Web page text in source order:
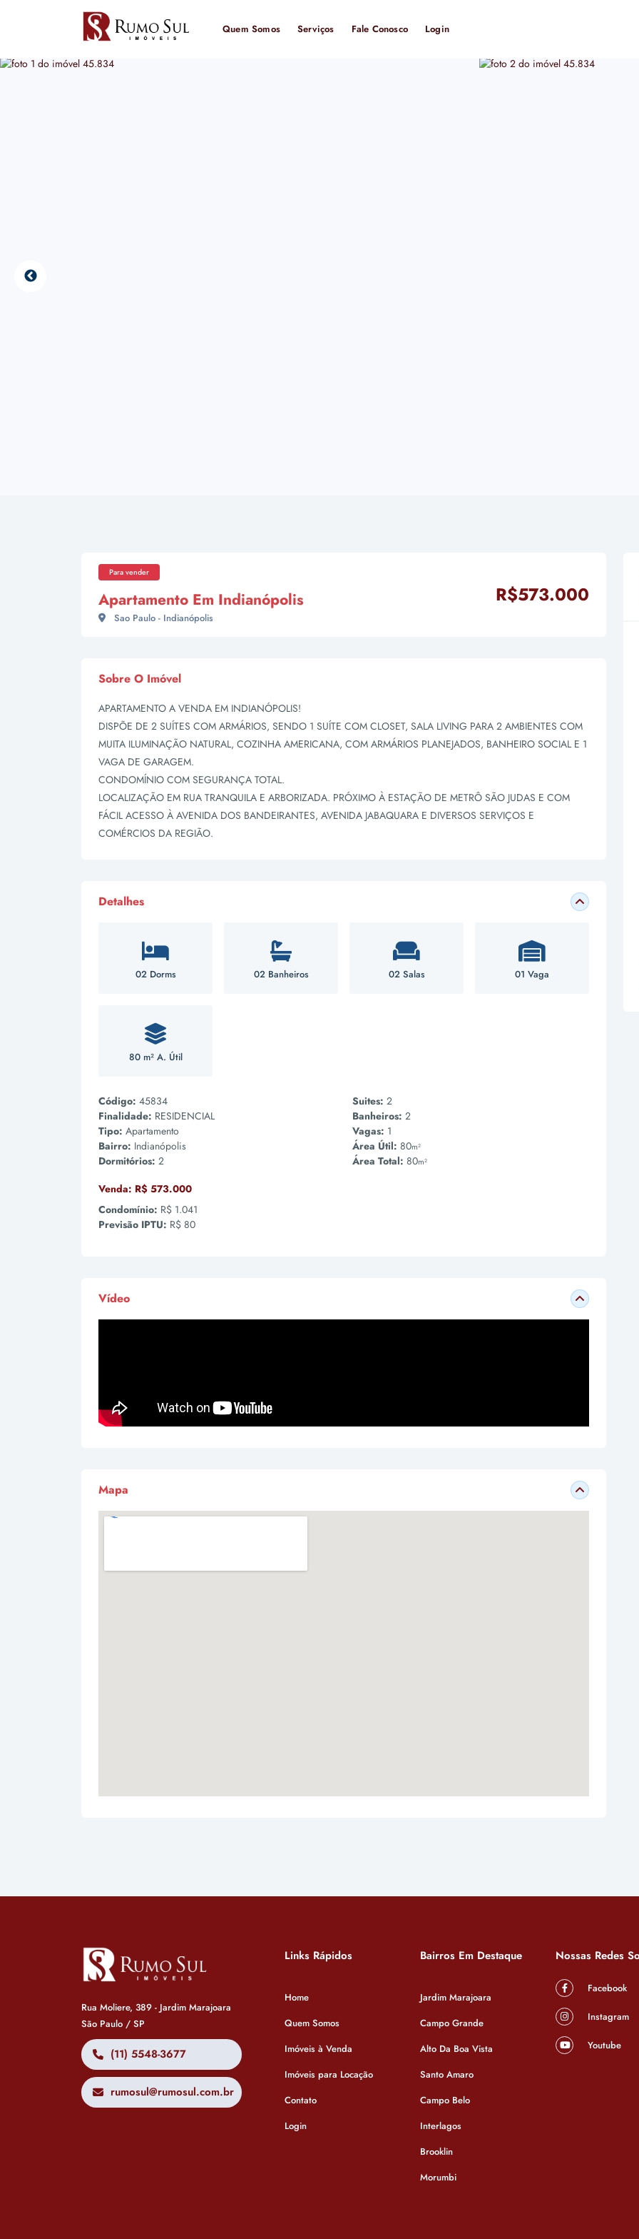
Quem Somos Serviços Fale Conosco Login
Para vender
Apartamento Em Indianópolis
Sao Paulo - Indianópolis
R$573.000
Sobre O Imóvel
APARTAMENTO A VENDA EM INDIANÓPOLIS!
DISPÕE DE 2 SUÍTES COM ARMÁRIOS, SENDO 1 SUÍTE COM CLOSET, SALA LIVING PARA 2 AMBIENTES COM
MUITA ILUMINAÇÃO NATURAL, COZINHA AMERICANA, COM ARMÁRIOS PLANEJADOS, BANHEIRO SOCIAL E 1
VAGA DE GARAGEM.
CONDOMÍNIO COM SEGURANÇA TOTAL.
LOCALIZAÇÃO EM RUA TRANQUILA E ARBORIZADA. PRÓXIMO À ESTAÇÃO DE METRÔ SÃO JUDAS E COM
FÁCIL ACESSO À AVENIDA DOS BANDEIRANTES, AVENIDA JABAQUARA E DIVERSOS SERVIÇOS E
COMÉRCIOS DA REGIÃO.
Detalhes
02 Dorms 02 Banheiros 02 Salas 01 Vaga
80 m² A. Útil
Código: 45834
Finalidade: RESIDENCIAL
Tipo: Apartamento
Bairro: Indianópolis
Dormitórios: 2
Suites: 2
Banheiros: 2
Vagas: 1
Área Útil: 80m²
Área Total: 80m²
Venda: R$ 573.000
Condomínio: R$ 1.041
Previsão IPTU: R$ 80
Vídeo
Mapa
Rua Moliere, 389 - Jardim Marajoara
São Paulo / SP
(11) 5548-3677
rumosul@rumosul.com.br
Links Rápidos
Home
Quem Somos
Imóveis à Venda
Imóveis para Locação
Contato
Login
Bairros Em Destaque
Jardim Marajoara
Campo Grande
Alto Da Boa Vista
Santo Amaro
Campo Belo
Interlagos
Brooklin
Morumbi
Nossas Redes
Facebook
Instagram
Youtube